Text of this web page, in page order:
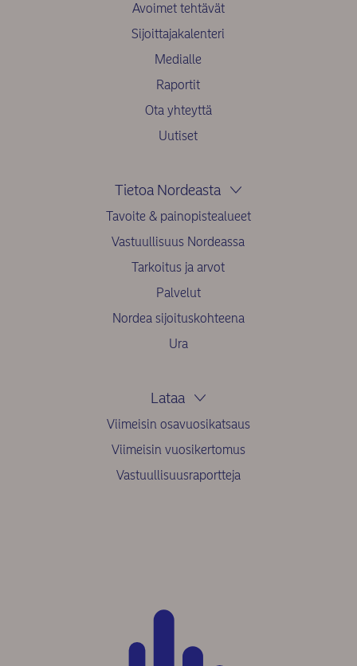
Avoimet tehtävät
Sijoittajakalenteri
Medialle
Raportit
Ota yhteyttä
Uutiset
Tietoa Nordeasta
Tavoite & painopistealueet
Vastuullisuus Nordeassa
Tarkoitus ja arvot
Palvelut
Nordea sijoituskohteena
Ura
Lataa
Viimeisin osavuosikatsaus
Viimeisin vuosikertomus
Vastuullisuusraportteja